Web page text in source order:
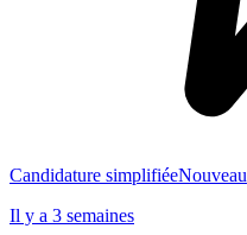
Candidature simplifiéeNouveau
Il y a 3 semaines